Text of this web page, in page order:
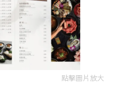
點擊圖片放大